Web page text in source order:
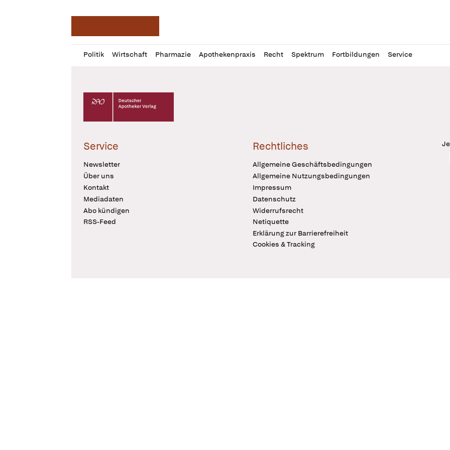
Politik Wirtschaft Pharmazie Apothekenpraxis Recht Spektrum Fortbildungen Service
Profil
öffnen
Daz
Pur
Deutscher Apotheker Verlag Logo
Service
Newsletter
Über uns
Kontakt
Mediadaten
Abo kündigen
RSS-Feed
Rechtliches
Allgemeine Geschäftsbedingungen
Allgemeine Nutzungsbedingungen
Impressum
Datenschutz
Widerrufsrecht
Netiquette
Erklärung zur Barrierefreiheit
Cookies & Tracking